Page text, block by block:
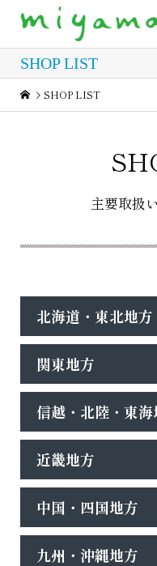
SHOP LIST
SHOP LIST
主要取扱
北海道・東北地方
関東地方
信越・北陸・東海
近畿地方
中国・四国地方
九州・沖縄地方